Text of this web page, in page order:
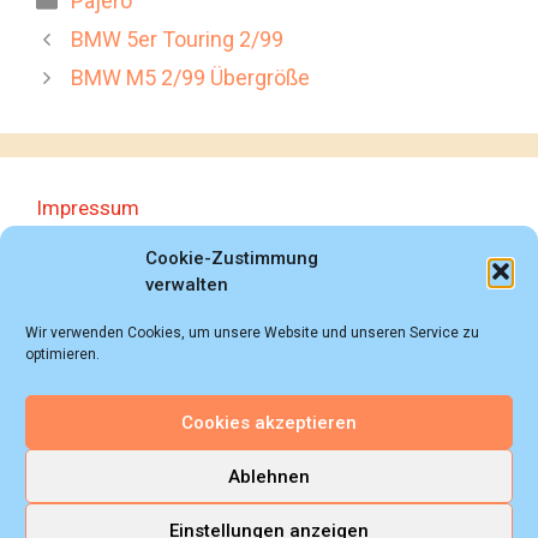
Cookie-Zustimmung
verwalten
Wir verwenden Cookies, um unsere Website und unseren Service zu
optimieren.
Cookies akzeptieren
Ablehnen
Einstellungen anzeigen
BMW 5er Touring 2/99
BMW M5 2/99 Übergröße
Impressum
Datenschutzerklärung
© 2018 - 2026 Autoprospektesammlung (Bernd